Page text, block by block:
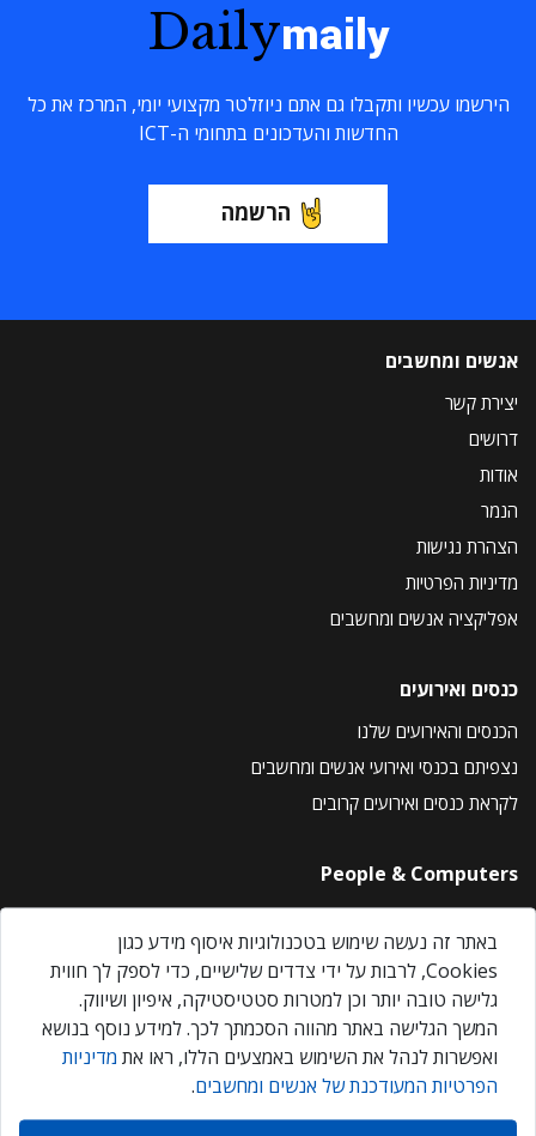
Dailymaily
הירשמו עכשיו ותקבלו גם אתם ניוזלטר מקצועי יומי, המרכז את כל
החדשות והעדכונים בתחומי ה-ICT
הרשמה
אנשים ומחשבים
יצירת קשר
דרושים
אודות
הנמר
הצהרת נגישות
מדיניות הפרטיות
אפליקציה אנשים ומחשבים
כנסים ואירועים
הכנסים והאירועים שלנו
נצפיתם בכנסי ואירועי אנשים ומחשבים
לקראת כנסים ואירועים קרובים
People & Computers
About Us
Privacy Policy
Contact Us
Our Events
אנשים ומחשבים © 2026 – כל הזכויות שמורות
באתר זה נעשה שימוש בטכנולוגיות איסוף מידע כגון
Cookies, לרבות על ידי צדדים שלישיים, כדי לספק לך חווית
גלישה טובה יותר וכן למטרות סטטיסטיקה, איפיון ושיווק.
המשך הגלישה באתר מהווה הסכמתך לכך. למידע נוסף בנושא
ואפשרות לנהל את השימוש באמצעים הללו, ראו את מדיניות
הפרטיות המעודכנת של אנשים ומחשבים.